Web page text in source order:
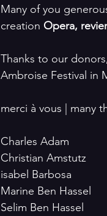
Many of you
creation Opera,
Thanks to our
Ambroise Festival in
merci à vous | many
Charles Adam
Christian Amstutz
isabel Barbosa
Marine Ben Hassel
Selim Ben Hassel